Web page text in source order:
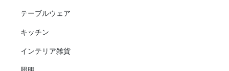
テーブルウェア
キッチン
インテリア雑貨